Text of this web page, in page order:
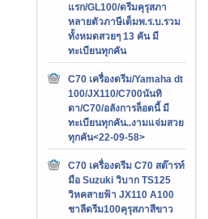
แรก/GL100/ดรีมคุรุสภา
หลายตัวภาษีเต็มพ.ร.บ.รวม
ทั้งหมดสวยๆ 13 คัน มี
ทะเบียนทุกคัน
C70 เครื่องดรีม/Yamaha dt
100/JX110/C700นันทิ
ดา/C70/อลังการล็อตนี้ มี
ทะเบียนทุกคัน..งามแจ่มสวย
ทุกคัน<22-09-58>
C70 เครื่องดรีม C70 สต๊ารท์
มือ Suzuki วิบาก TS125
วิหคสายฟ้า JX110 A100
ชาลีดรีม100คุรุสภาสีขาว